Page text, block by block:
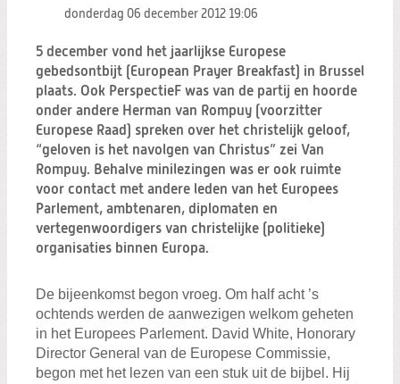
Zoeken:
Zoeken
donderdag 06 december 2012 19:06
5 december vond het jaarlijkse Europese
gebedsontbijt (European Prayer Breakfast) in Brussel
plaats. Ook PerspectieF was van de partij en hoorde
onder andere Herman van Rompuy (voorzitter
Europese Raad) spreken over het christelijk geloof,
“geloven is het navolgen van Christus” zei Van
Rompuy. Behalve minilezingen was er ook ruimte
voor contact met andere leden van het Europees
Parlement, ambtenaren, diplomaten en
vertegenwoordigers van christelijke (politieke)
organisaties binnen Europa.
De bijeenkomst begon vroeg. Om half acht ’s
ochtends werden de aanwezigen welkom geheten
in het Europees Parlement. David White, Honorary
Director General van de Europese Commissie,
begon met het lezen van een stuk uit de bijbel. Hij